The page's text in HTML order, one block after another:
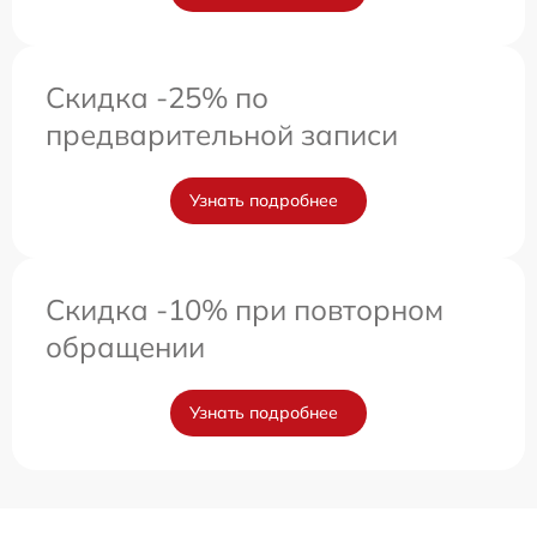
Скидка -25% по
предварительной записи
Узнать подробнее
Скидка -10% при повторном
обращении
Узнать подробнее